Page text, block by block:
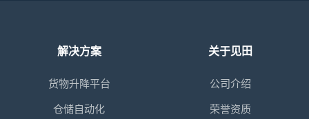
解决方案
货物升降平台
仓储自动化
关于见田
公司介绍
荣誉资质